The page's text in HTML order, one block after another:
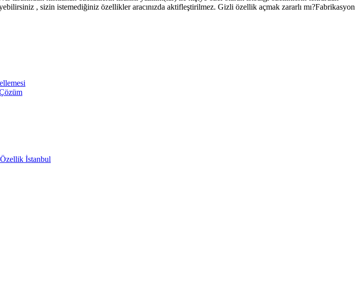
, sizin istemediğiniz özellikler aracınızda aktifleştirilmez. Gizli özellik açmak zararlı mı?Fabrikasyon
İstanbul